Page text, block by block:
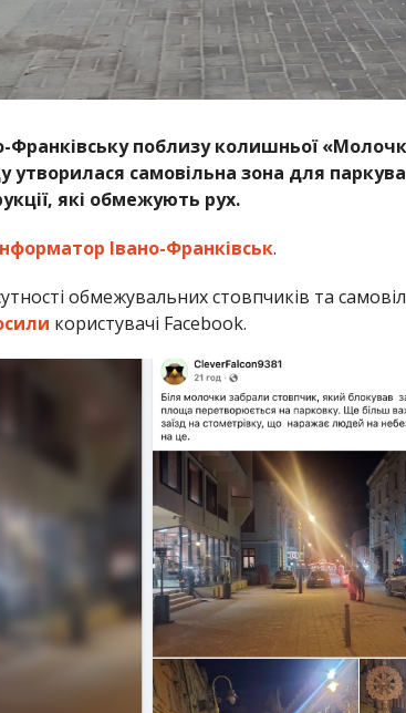
Франківську поблизу колишньої
утворилася самовільна зона для
які обмежують рух.
Івано-Франківськ.
обмежувальних стовпчиків та
користувачі Facebook.